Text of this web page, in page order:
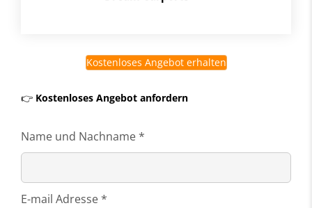
Kostenloses Angebot erhalten
👉 Kostenloses Angebot anfordern
Name und Nachname *
E-mail Adresse *